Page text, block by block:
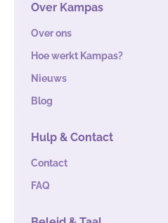
Over Kampas
Over ons
Hoe werkt Kampas?
Nieuws
Blog
Hulp & Contact
Contact
FAQ